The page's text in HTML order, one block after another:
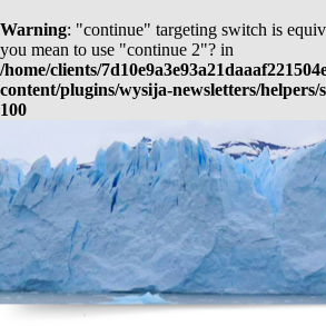
Warning: "continue" targeting switch is
you mean to use "continue 2"? in
/home/clients/
content/plugins/wysija-newsletters/helpers/
100